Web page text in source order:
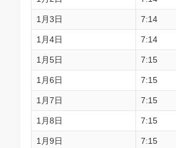
1月3日 7:14
1月4日 7:14
1月5日 7:15
1月6日 7:15
1月7日 7:15
1月8日 7:15
1月9日 7:15